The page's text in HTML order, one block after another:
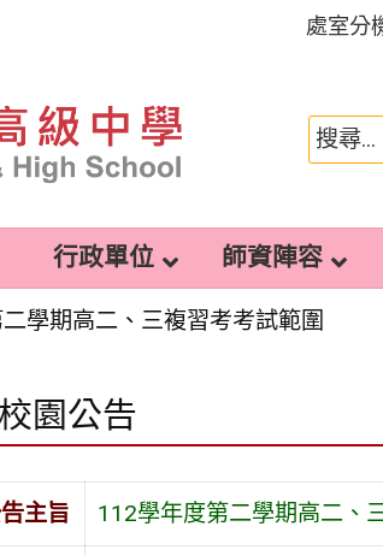
處室分
行政單位 師資陣容
學期高二、三複習考考試範圍
校園公告
主旨 112學年度第二學期高二、